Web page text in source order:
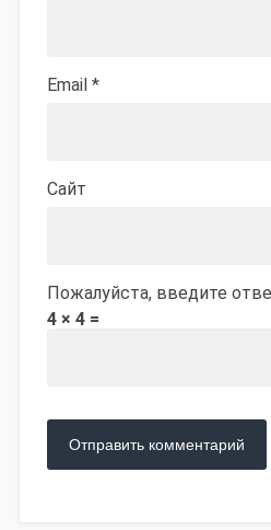
Email *
Сайт
Пожалуйста, введите
4 × 4 =